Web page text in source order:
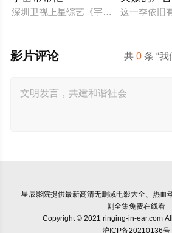
深圳卫视上星综艺《宇宙帮帮忙》是一
这一季依旧
共0 条 “
影片评论
星辰影院提供最新高清无删减电影大全、热血
剧全集免费在线看
Copyright © 2021 ringing-in-ear.com
沪ICP备20210136号